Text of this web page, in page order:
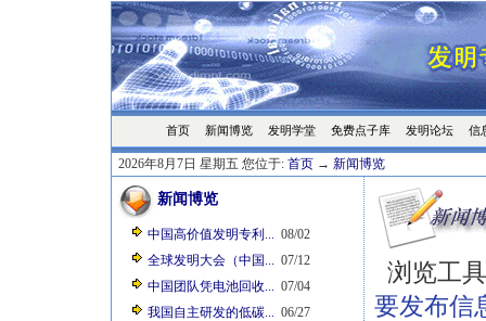
首页 新闻博览 发明学堂 免费点子库 发明论坛 信
2026年8月7日 星期五 您位于: 首页 → 新闻博览
新闻博览
中国高价值发明专利... 08/02
全球发明大会（中国... 07/12
中国团队凭电池回收... 07/04
我国自主研发的低碳... 06/27
浏览工
要发布信